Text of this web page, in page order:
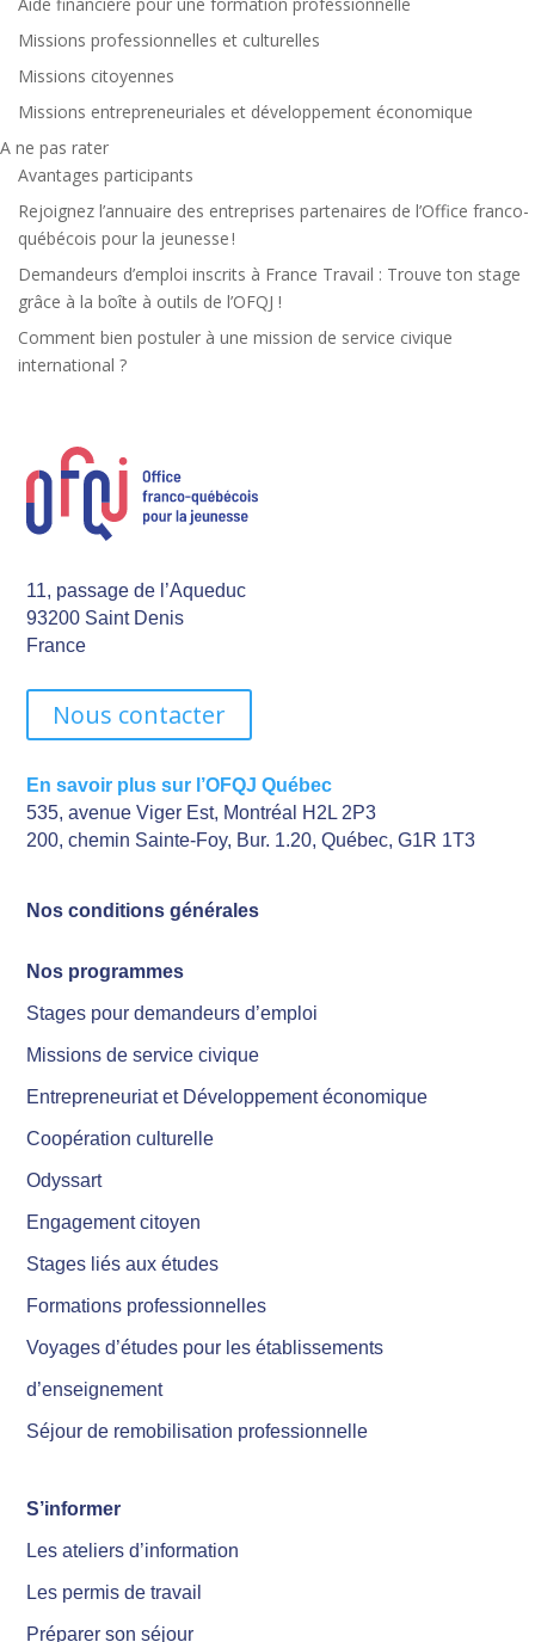
Missions professionnelles et culturelles
Missions citoyennes
Missions entrepreneuriales et développement économique
A ne pas rater
Avantages participants
Rejoignez l’annuaire des entreprises partenaires de l’Office franco-
québécois pour la jeunesse !
Demandeurs d’emploi inscrits à France Travail : Trouve ton stage
grâce à la boîte à outils de l’OFQJ !
Comment bien postuler à une mission de service civique
international ?
11, passage de l’Aqueduc
93200 Saint Denis
France
Nous contacter
En savoir plus sur l’OFQJ Québec
535, avenue Viger Est, Montréal H2L 2P3
200, chemin Sainte-Foy, Bur. 1.20, Québec, G1R 1T3
Nos conditions générales
Nos programmes
Stages pour demandeurs d’emploi
Missions de service civique
Entrepreneuriat et Développement économique
Coopération culturelle
Odyssart
Engagement citoyen
Stages liés aux études
Formations professionnelles
Voyages d’études pour les établissements
d’enseignement
Séjour de remobilisation professionnelle
S’informer
Les ateliers d’information
Les permis de travail
Préparer son séjour